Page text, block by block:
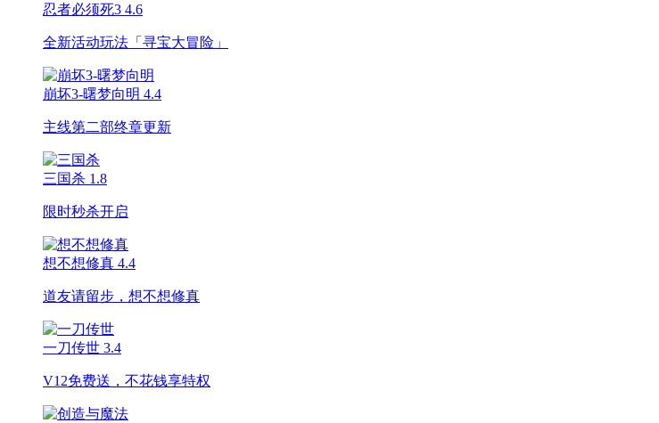
忍者必须死3 4.6
全新活动玩法「寻宝大冒险」
崩坏3-曙梦向明 4.4
主线第二部终章更新
三国杀 1.8
限时秒杀开启
想不想修真 4.4
道友请留步，想不想修真
一刀传世 3.4
V12免费送，不花钱享特权